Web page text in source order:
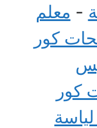
- معلم
كور
كور